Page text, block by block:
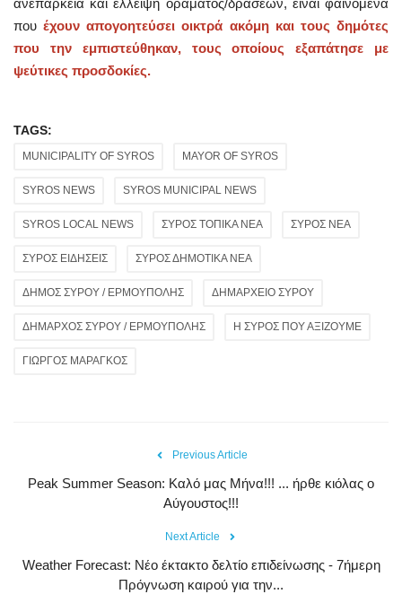
ανεπάρκεια και έλλειψη οράματος/δράσεων, είναι φαινόμενα
πουέχουν απογοητεύσει οικτρά ακόμη και τους δημότες
που την εμπιστεύθηκαν, τους οποίους εξαπάτησε με
ψεύτικες προσδοκίες.
TAGS:
MUNICIPALITY OF SYROS MAYOR OF SYROS
SYROS NEWS SYROS MUNICIPAL NEWS
SYROS LOCAL NEWS ΣΥΡΟΣ ΤΟΠΙΚΑ ΝΕΑ ΣΥΡΟΣ ΝΕΑ
ΣΥΡΟΣ ΕΙΔΗΣΕΙΣ ΣΥΡΟΣ ΔΗΜΟΤΙΚΑ ΝΕΑ
ΔΗΜΟΣ ΣΥΡΟΥ / ΕΡΜΟΥΠΟΛΗΣ ΔΗΜΑΡΧΕΙΟ ΣΥΡΟΥ
ΔΗΜΑΡΧΟΣ ΣΥΡΟΥ / ΕΡΜΟΥΠΟΛΗΣ Η ΣΥΡΟΣ ΠΟΥ ΑΞΙΖΟΥΜΕ
ΓΙΩΡΓΟΣ ΜΑΡΑΓΚΟΣ
Previous Article
Peak Summer Season: Kαλό μας Μήνα!!! ... ήρθε κιόλας ο
Αύγουστος!!!
Next Article
Weather Forecast: Νέο έκτακτο δελτίο επιδείνωσης - 7ήμερη
Πρόγνωση καιρού για την...